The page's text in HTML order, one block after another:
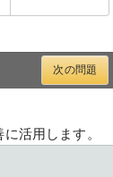
次の問題
活用します。